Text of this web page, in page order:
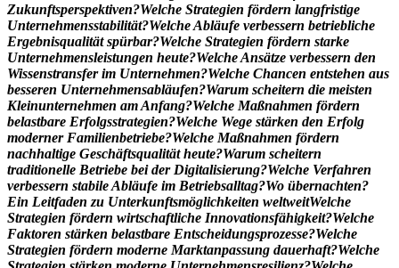
Zukunftsperspektiven?Welche Strategien fördern langfristige
Unternehmensstabilität?WelcheAbläufe verbessern betriebliche
Ergebnisqualität spürbar?Welche Strategien fördern starke
Unternehmensleistungen heute?WelcheAnsätze verbessern den
Wissenstransfer im Unternehmen?Welche Chancen entstehen aus
besseren Unternehmensabläufen?Warum scheitern die meisten
Kleinunternehmen amAnfang?Welche Maßnahmen fördern
belastbare Erfolgsstrategien?Welche Wege stärken den Erfolg
moderner Familienbetriebe?Welche Maßnahmen fördern
nachhaltige Geschäftsqualität heute?Warum scheitern
traditionelle Betriebe bei der Digitalisierung?Welche Verfahren
verbessern stabileAbläufe im Betriebsalltag?Wo übernachten?
Ein Leitfaden zu Unterkunftsmöglichkeiten weltweitWelche
Strategien fördern wirtschaftliche Innovationsfähigkeit?Welche
Faktoren stärken belastbare Entscheidungsprozesse?Welche
Strategien fördern moderne Marktanpassung dauerhaft?Welche